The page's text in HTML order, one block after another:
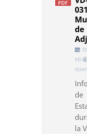
031
de
KB
de
la